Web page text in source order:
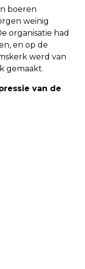
boeren
weinig
organisatie had
en op de
werd van
gemaakt.
van de